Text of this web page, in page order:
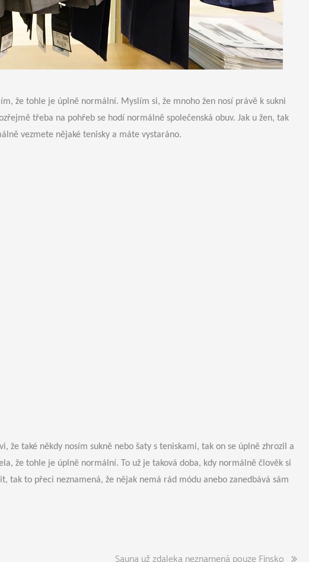
že tohle je úplně normální. Myslím si, že mnoho žen nosí právě k sukni
třeba na pohřeb se hodí normálně společenská obuv. Jak u žen, tak
vezmete nějaké tenisky a máte vystaráno.
také někdy nosím sukně nebo šaty s teniskami, tak on se úplně zhrozil a
že tohle je úplně normální. To už je taková doba, kdy normálně člověk si
tak to přeci neznamená, že nějak nemá rád módu anebo zanedbává sám